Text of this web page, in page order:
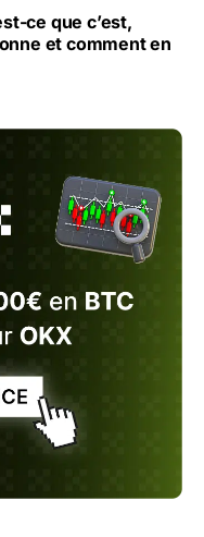
ce que c’est,
et comment en